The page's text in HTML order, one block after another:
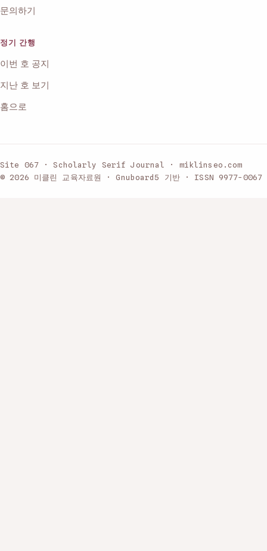
문의하기
정기 간행
이번 호 공지
지난 호 보기
홈으로
Site 067 · Scholarly Serif Journal · miklinseo.com
© 2026 미클린 교육자료원 · Gnuboard5 기반 · ISSN 9977-0067